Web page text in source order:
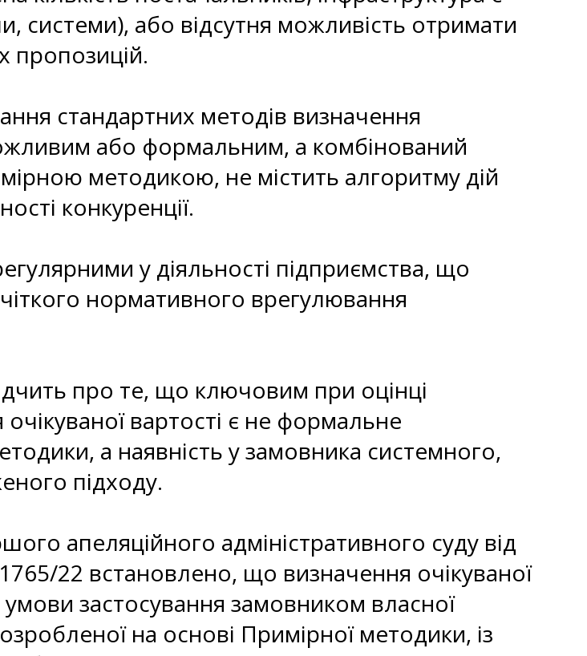
системи), або відсутня можливість отримати
пропозицій.
стандартних методів визначення
або формальним, а комбінований
методикою, не містить алгоритму дій
конкуренції.
у діяльності підприємства, що
нормативного врегулювання
про те, що ключовим при оцінці
вартості є не формальне
а наявність у замовника системного,
підходу.
апеляційного адміністративного суду від
22 встановлено, що визначення очікуваної
застосування замовником власної
на основі Примірної методики, із